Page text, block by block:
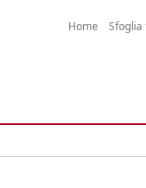
Home Sfoglia